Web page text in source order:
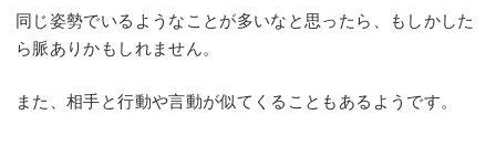
同じ姿勢でいるようなことが多いなと思ったら、もしかした
ら脈ありかもしれません。
また、相手と行動や言動が似てくることもあるようです。